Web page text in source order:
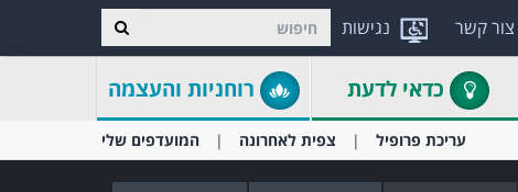
נגישות צור קשר
כדאי לדעת רוחניות והעצמה
עריכת פרופיל צפית לאחרונה המועדפים שלי